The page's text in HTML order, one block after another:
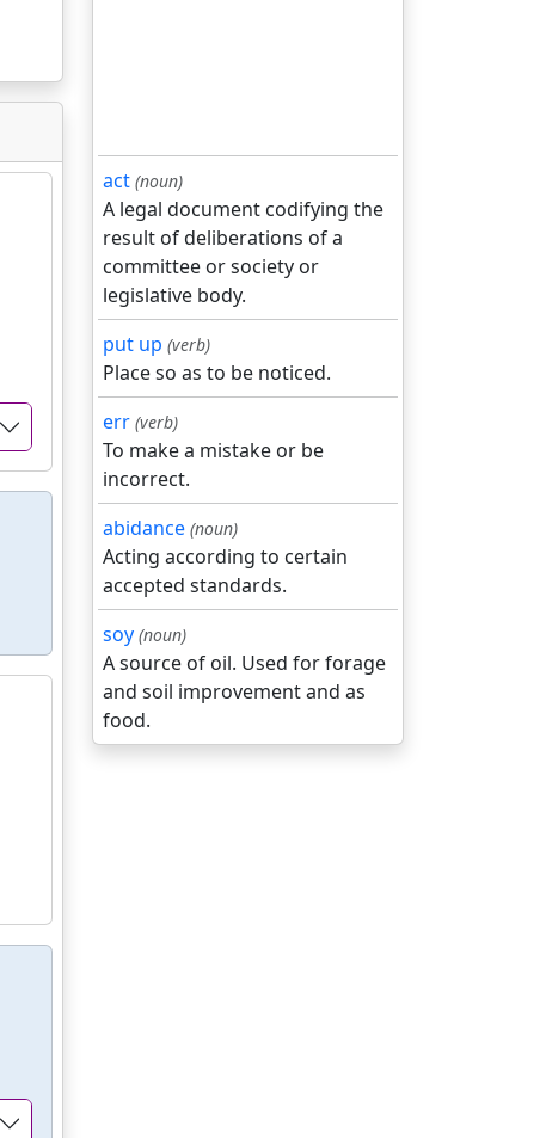
act (noun)
A legal document codifying the
result of deliberations of a
committee or society or
legislative body.
put up (verb)
Place so as to be noticed.
err (verb)
To make a mistake or be
incorrect.
abidance (noun)
Acting according to certain
accepted standards.
soy (noun)
A source of oil. Used for forage
and soil improvement and as
food.